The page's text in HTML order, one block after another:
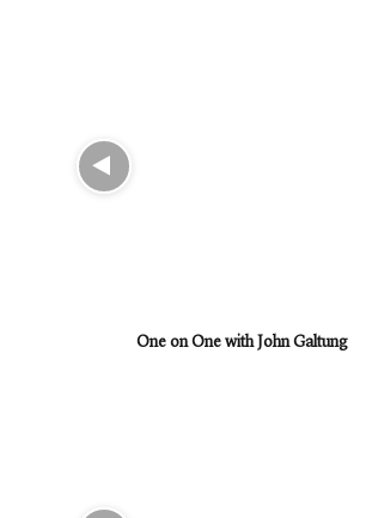
One on One with John Galtung